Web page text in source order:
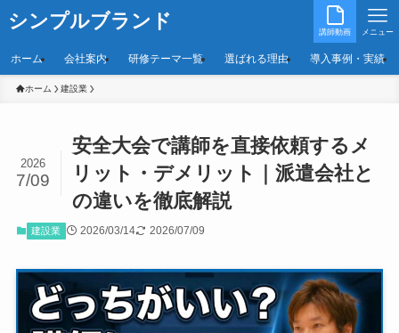
シンプルブランド 講師動画 メニュー
ホーム 会社案内 研修テーマ一覧 選ばれる理由 導入事例・実績
ホーム 建設業
安全大会で講師を直接依頼するメ
リット・デメリット｜派遣会社と
の違いを徹底解説
2026
7/09
建設業 2026/03/14 2026/07/09